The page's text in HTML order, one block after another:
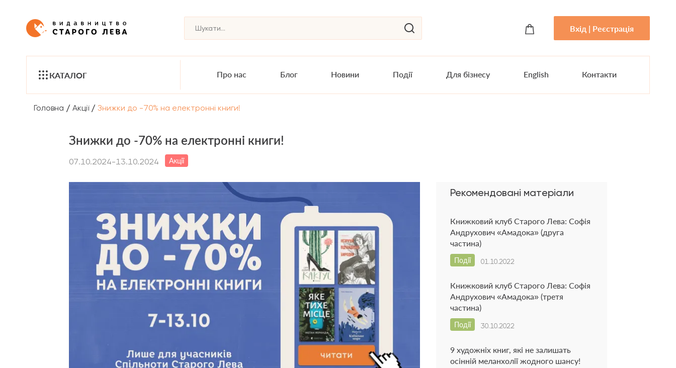
Вхід | Реєстрація
КАТАЛОГ Про нас Блог Новини Події Для бізнесу English Контакти
Головна / Акції / Знижки до -70% на електронні книги!
Знижки до -70% на електронні книги!
07.10.2024-13.10.2024 Акції
Рекомендовані матеріали
Книжковий клуб Старого Лева: Софія
Андрухович «Амадока» (друга
частина)
01.10.2022
Події
Книжковий клуб Старого Лева: Софія
Андрухович «Амадока» (третя
частина)
30.10.2022
Події
9 художніх книг, які не залишать
осінній меланхолії жодного шансу!